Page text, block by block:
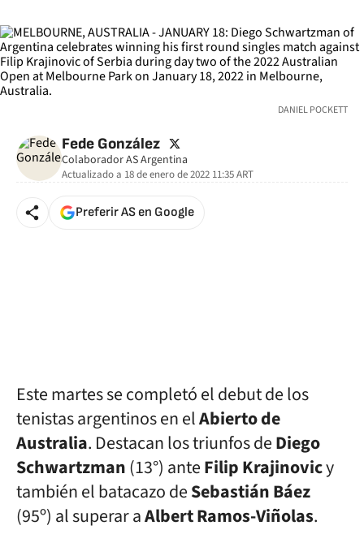
DANIEL POCKETT
Fede González twitter
Colaborador AS Argentina
Actualizado a 18 de enero de 2022 11:35ART
Preferir AS en Google
Este martes se completó el debut de los
tenistas argentinos en elAbierto de
Australia. Destacan los triunfos deDiego
Schwartzman(13°) anteFilip Krajinovicy
también el batacazo deSebastián Báez
(95º) al superar aAlbert Ramos-Viñolas.